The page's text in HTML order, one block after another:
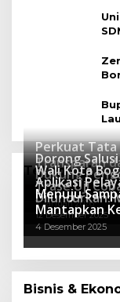
Teknologi
Perkuat Tata
Transparan
Luncurkan
8 Juli 2026
Dorong
Dukung
8 April 2026
Wali Kota
Trase Uji
7 Januari 2026
Aplikasi
Diluncurkan:
Lebih Cepat,
12 Desember 2025
Menuju
Mantapkan
4 Desember 2025
Bisnis &